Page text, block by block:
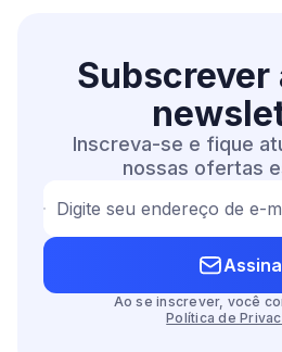
Subscrever
Inscreva-se e fique
nossas ofertas
Digite seu endereço de e-
Ao se inscrever, você
Política de